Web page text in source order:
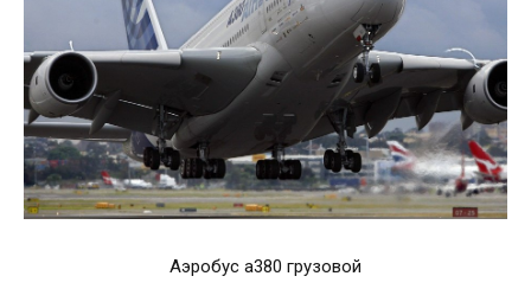
Аэробус а380 грузовой